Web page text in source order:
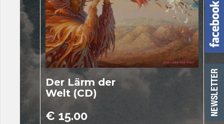
Der Lärm der
Welt (CD)
€ 15.00